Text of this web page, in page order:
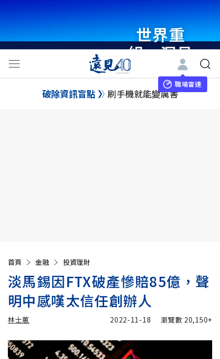
世界重
組・洞見
未來 與
世界領袖
職場雷達
破除資訊盲點 刷手機就能變厲害
首頁 金融 投資理財
淡馬錫因FTX破產慘賠85億，聲
明中感嘆太信任創辦人
林士蕙 2022-11-18 瀏覽數 20,150+